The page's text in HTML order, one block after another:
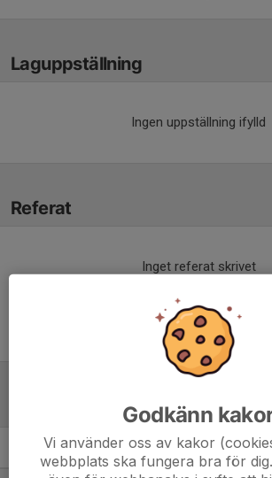
Laguppställning
Ingen uppställning ifylld
Referat
Inget referat skrivet
P19 Nivå 1 (svår)
Godkänn
Vi använder oss av kakor
webbplats ska fungera bra för